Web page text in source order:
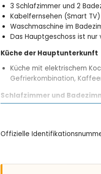
3 Schlafzimmer und 2
Kabelfernsehen (Smart TV)
Waschmaschine im
Das Hauptgeschoss ist nur
Küche der Hauptunterkunft
Küche mit elektrischem
Gefrierkombination,
Schlafzimmer und
Schlafzimmer mit 2
Innenbereich des
Offizielle